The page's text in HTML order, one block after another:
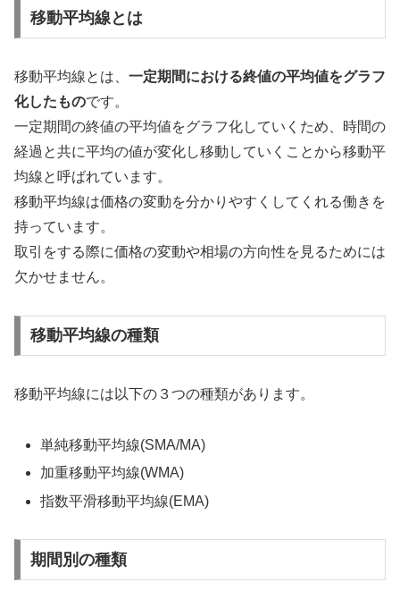
移動平均線とは
移動平均線とは、 一定期間における終値の平均値をグラフ
化したものです。
一定期間の終値の平均値をグラフ化していくため、時間の
経過と共に平均の値が変化し移動していくことから移動平
均線と呼ばれています。
移動平均線は価格の変動を分かりやすくしてくれる働きを
持っています。
取引をする際に価格の変動や相場の方向性を見るためには
欠かせません。
移動平均線の種類
移動平均線には以下の３つの種類があります。
単純移動平均線(SMA/MA)
加重移動平均線(WMA)
指数平滑移動平均線(EMA)
期間別の種類